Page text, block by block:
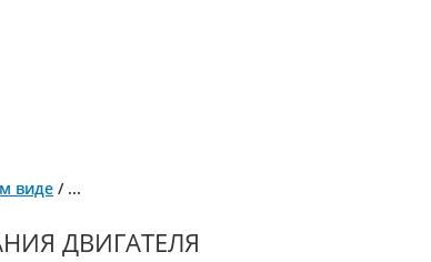
виде / ...
ДВИГАТЕЛЯ